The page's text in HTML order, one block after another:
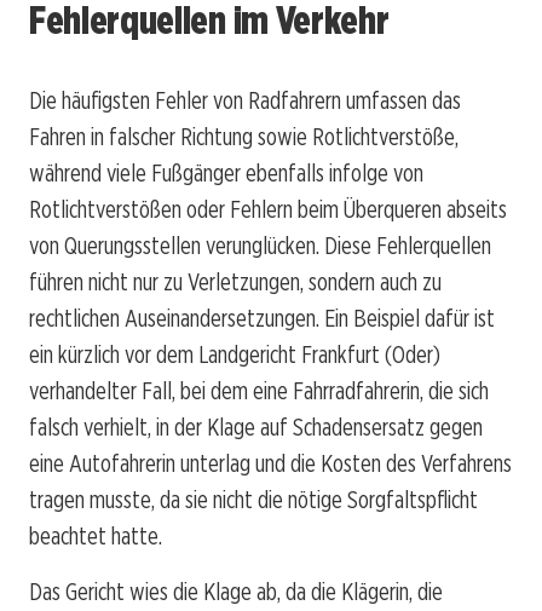
Fehlerquellen im Verkehr
Die häufigsten Fehler von Radfahrern umfassen das
Fahren in falscher Richtung sowie Rotlichtverstöße,
während viele Fußgänger ebenfalls infolge von
Rotlichtverstößen oder Fehlern beim Überqueren abseits
von Querungsstellen verunglücken. Diese Fehlerquellen
führen nicht nur zu Verletzungen, sondern auch zu
rechtlichen Auseinandersetzungen. Ein Beispiel dafür ist
ein kürzlich vor dem Landgericht Frankfurt (Oder)
verhandelter Fall, bei dem eine Fahrradfahrerin, die sich
falsch verhielt, in der Klage auf Schadensersatz gegen
eine Autofahrerin unterlag und die Kosten des Verfahrens
tragen musste, da sie nicht die nötige Sorgfaltspflicht
beachtet hatte.
Das Gericht wies die Klage ab, da die Klägerin, die